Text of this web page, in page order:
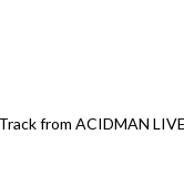
from ACIDMAN